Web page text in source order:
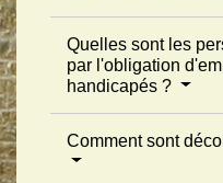
Quelles sont les
par l'obligation
handicapés ?
Comment sont